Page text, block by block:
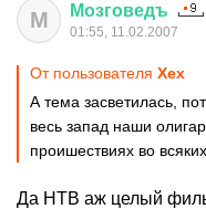
М Мозговедъ
01:55, 11.02.2007
От пользователя Хех
А тема засветилась,
весь запад наши
проишествиях во
Да НТВ аж целый